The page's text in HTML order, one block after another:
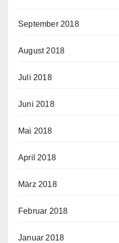
September 2018
August 2018
Juli 2018
Juni 2018
Mai 2018
April 2018
März 2018
Februar 2018
Januar 2018